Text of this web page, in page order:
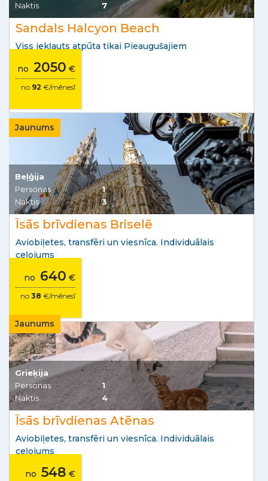
Naktis
7
Sandals Halcyon Beach
Viss iekļauts atpūta tikai Pieaugušajiem
no 2050 €
no 92 €/mēnesī
Jaunums
Beļģija
Personas
1
Naktis
3
Īsās brīvdienas Briselē
Aviobiļetes, transfēri un viesnīca. Individuālais
ceļojums
no 640 €
no 38 €/mēnesī
Jaunums
Grieķija
Personas
1
Naktis
4
Īsās brīvdienas Atēnas
Aviobiļetes, transfēri un viesnīca. Individuālais
ceļojums
no 548 €